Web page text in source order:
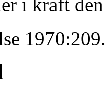
1970:209.